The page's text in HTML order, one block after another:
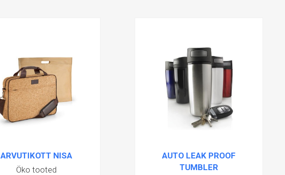
ARVUTIKOTT NISA
Öko tooted
AUTO LEAK PROOF
TUMBLER